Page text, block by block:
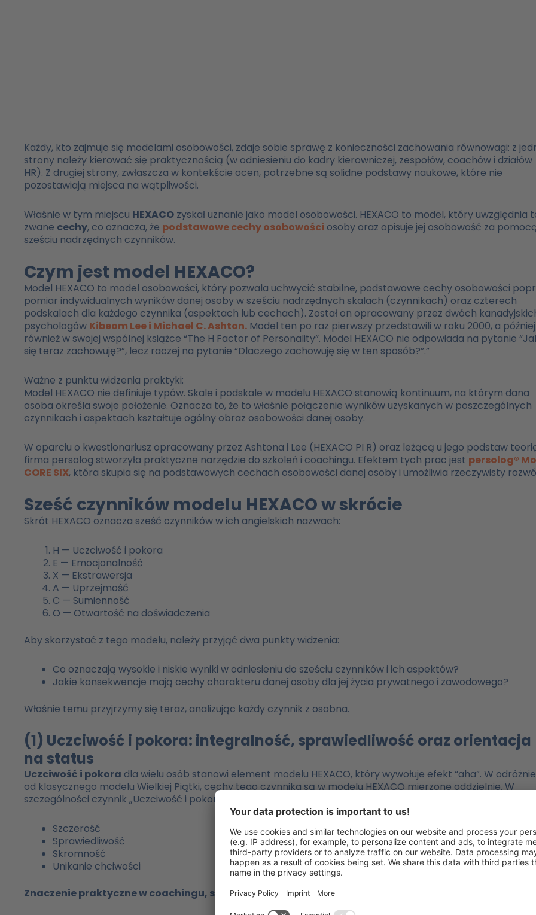
Każdy, kto zajmuje się modelami osobowości, zdaje sobie sprawę z konieczności zachowania równowagi: z
strony należy kierować się praktycznością (w odniesieniu do kadry kierowniczej, zespołów, coachów i działów
HR). Z drugiej strony, zwłaszcza w kontekście ocen, potrzebne są solidne podstawy naukowe, które nie
pozostawiają miejsca na wątpliwości.
Właśnie w tym miejscu HEXACO zyskał uznanie jako model osobowości. HEXACO to model, który uwzględnia
zwane cechy, co oznacza, że podstawowe cechy osobowości osoby oraz opisuje jej osobowość za
sześciu nadrzędnych czynników.
Czym jest model HEXACO?
Model HEXACO to model osobowości, który pozwala uchwycić stabilne, podstawowe cechy osobowości
pomiar indywidualnych wyników danej osoby w sześciu nadrzędnych skalach (czynnikach) oraz czterech
podskalach dla każdego czynnika (aspektach lub cechach). Został on opracowany przez dwóch
psychologów Kibeom Lee i Michael C. Ashton. Model ten po raz pierwszy przedstawili w roku 2000, a później
również w swojej wspólnej książce “The H Factor of Personality”. Model HEXACO nie odpowiada na pytanie
się teraz zachowuję?”, lecz raczej na pytanie “Dlaczego zachowuję się w ten sposób?”.”
Ważne z punktu widzenia praktyki:
Model HEXACO nie definiuje typów. Skale i podskale w modelu HEXACO stanowią kontinuum, na którym dana
osoba określa swoje położenie. Oznacza to, że to właśnie połączenie wyników uzyskanych w poszczególnych
czynnikach i aspektach kształtuje ogólny obraz osobowości danej osoby.
W oparciu o kwestionariusz opracowany przez Ashtona i Lee (HEXACO PI R) oraz leżącą u jego podstaw
firma persolog stworzyła praktyczne narzędzie do szkoleń i coachingu. Efektem tych prac jest persolog®
CORE SIX, która skupia się na podstawowych cechach osobowości danej osoby i umożliwia rzeczywisty
Sześć czynników modelu HEXACO w skrócie
Skrót HEXACO oznacza sześć czynników w ich angielskich nazwach:
H — Uczciwość i pokora
E — Emocjonalność
X — Ekstrawersja
A — Uprzejmość
C — Sumienność
O — Otwartość na doświadczenia
Aby skorzystać z tego modelu, należy przyjąć dwa punkty widzenia:
Co oznaczają wysokie i niskie wyniki w odniesieniu do sześciu czynników i ich aspektów?
Jakie konsekwencje mają cechy charakteru danej osoby dla jej życia prywatnego i zawodowego?
Właśnie temu przyjrzymy się teraz, analizując każdy czynnik z osobna.
(1) Uczciwość i pokora: integralność, sprawiedliwość oraz orientacja
na status
Uczciwość i pokora dla wielu osób stanowi element modelu HEXACO, który wywołuje efekt “aha”. W
od klasycznego modelu Wielkiej Piątki, cechy tego czynnika są w modelu HEXACO mierzone oddzielnie. W
szczególności czynnik „Uczciwość i pokora” obejmuje następujące cechy lub aspekty:
Szczerość
Sprawiedliwość
Skromność
Unikanie chciwości
Znaczenie praktyczne w coachingu, szkoleniach i zarządzaniu zasobami ludzkimi: